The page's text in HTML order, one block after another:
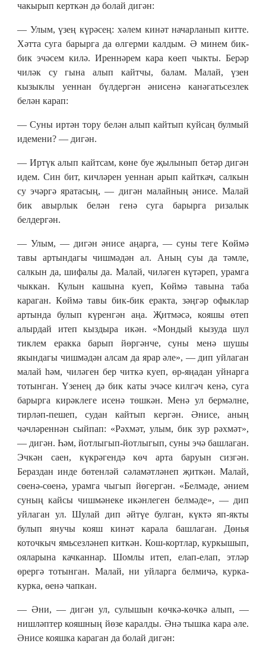
чакырып керткән дә болай дигән:
— Улым, үзең күрәсең: хәлем кинәт начарланып китте.
Хәтта суга барырга да өлгерми калдым. Ә минем бик-
бик эчәсем килә. Иреннәрем кара көеп чыкты. Берәр
чиләк су гына алып кайтчы, балам. Малай, үзен
кызыклы уеннан бүлдергән әнисенә канәгатьсезлек
белән карап:
— Суны иртән тору белән алып кайтып куйсаң булмый
идемени? — дигән.
— Иртүк алып кайтсам, көне буе җылынып бетәр дигән
идем. Син бит, кичләрен уеннан арып кайткач, салкын
су эчәргә яратасың, — дигән малайның әнисе. Малай
бик авырлык белән генә суга барырга ризалык
белдергән.
— Улым, — дигән әнисе аңарга, — суны теге Көймә
тавы артындагы чишмәдән ал. Аның суы да тәмле,
салкын да, шифалы да. Малай, чиләген күтәреп, урамга
чыккан. Кулын кашына куеп, Көймә тавына таба
караган. Көймә тавы бик-бик еракта, зәңгәр офыклар
артында булып күренгән аңа. Җитмәсә, кояшы өтеп
алырдай итеп кыздыра икән. «Мондый кызуда шул
тиклем еракка барып йөргәнче, суны менә шушы
якындагы чишмәдән алсам да ярар әле», — дип уйлаган
малай һәм, чиләген бер читкә куеп, өр-яңадан уйнарга
тотынган. Үзенең дә бик каты эчәсе килгәч кенә, суга
барырга кирәклеге исенә төшкән. Менә ул бермәлне,
тирләп-пешеп, судан кайтып кергән. Әнисе, аның
чәчләреннән сыйпап: «Рәхмәт, улым, бик зур рәхмәт»,
— дигән. Һәм, йотлыгып-йотлыгып, суны эчә башлаган.
Эчкән саен, күкрәгендә көч арта баруын сизгән.
Бераздан инде бөтенләй сәламәтләнеп җиткән. Малай,
сөенә-сөенә, урамга чыгып йөгергән. «Белмәде, әнием
суның кайсы чишмәнеке икәнлеген белмәде», — дип
уйлаган ул. Шулай дип әйтүе булган, күктә яп-якты
булып янучы кояш кинәт карала башлаган. Дөнья
коточкыч ямьсезләнеп киткән. Кош-кортлар, куркышып,
ояларына качканнар. Шомлы итеп, елап-елап, этләр
өрергә тотынган. Малай, ни уйларга белмичә, курка-
курка, өенә чапкан.
— Әни, — дигән ул, сулышын көчкә-көчкә алып, —
нишләптер кояшның йөзе каралды. Әнә тышка кара әле.
Әнисе кояшка караган да болай дигән: